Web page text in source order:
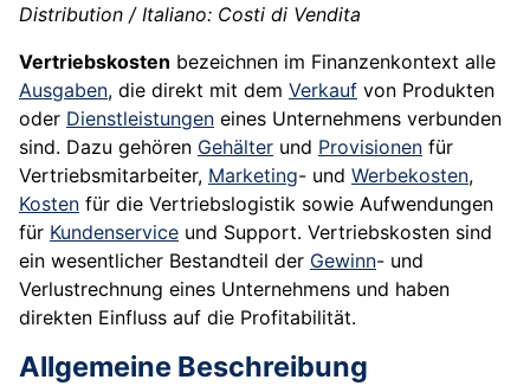
Distribution / Italiano: Costi di Vendita
Vertriebskosten bezeichnen im Finanzenkontext alle
Ausgaben, die direkt mit dem Verkauf von Produkten
oder Dienstleistungen eines Unternehmens verbunden
sind. Dazu gehören Gehälter und Provisionen für
Vertriebsmitarbeiter, Marketing- und Werbekosten,
Kosten für die Vertriebslogistik sowie Aufwendungen
für Kundenservice und Support. Vertriebskosten sind
ein wesentlicher Bestandteil der Gewinn- und
Verlustrechnung eines Unternehmens und haben
direkten Einfluss auf die Profitabilität.
Allgemeine Beschreibung